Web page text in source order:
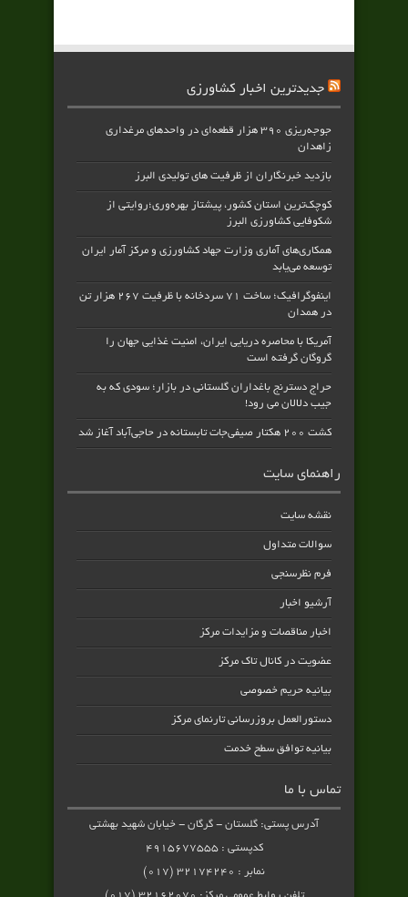
جدیدترین اخبار کشاورزی
جوجه‌ریزی ۳۹۰ هزار قطعه‌ای در واحدهای مرغداری
زاهدان
بازدید خبرنگاران از ظرفیت های تولیدی البرز
کوچک‌ترین استان کشور، پیشتاز بهره‌وری؛روایتی از
شکوفایی کشاورزی البرز
همکاری‌های آماری وزارت جهاد کشاورزی و مرکز آمار ایران
توسعه می‌یابد
اینفوگرافیک؛ ساخت ۷۱ سردخانه با ظرفیت ۲۶۷ هزار تن
در همدان
آمریکا با محاصره دریایی ایران، امنیت غذایی جهان را
گروگان گرفته است
حراج دسترنج باغداران گلستانی در بازار؛ سودی که به
جیب دلالان می رود!
کشت ۲۰۰ هکتار صیفی‌جات تابستانه در حاجی‌آباد آغاز شد
راهنمای سایت
نقشه سایت
سوالات متداول
فرم نظرسنجی
آرشیو اخبار
اخبار مناقصات و مزایدات مرکز
عضویت در کانال تاک مرکز
بیانیه حریم خصوصی
دستورالعمل بروزرسانی تارنمای مرکز
بیانیه توافق سطح خدمت
تماس با ما
آدرس پستی: گلستان - گرگان - خیابان شهید بهشتی
کدپستی : ۴۹۱۵۶۷۷۵۵۵
نمابر : ۳۲۱۷۴۲۴۰ (۰۱۷)